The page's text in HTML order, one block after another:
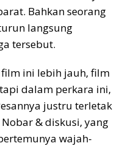
Bahkan seorang
langsung
tersebut.
ini lebih jauh, film
dalam perkara ini,
justru terletak
& diskusi, yang
wajah-